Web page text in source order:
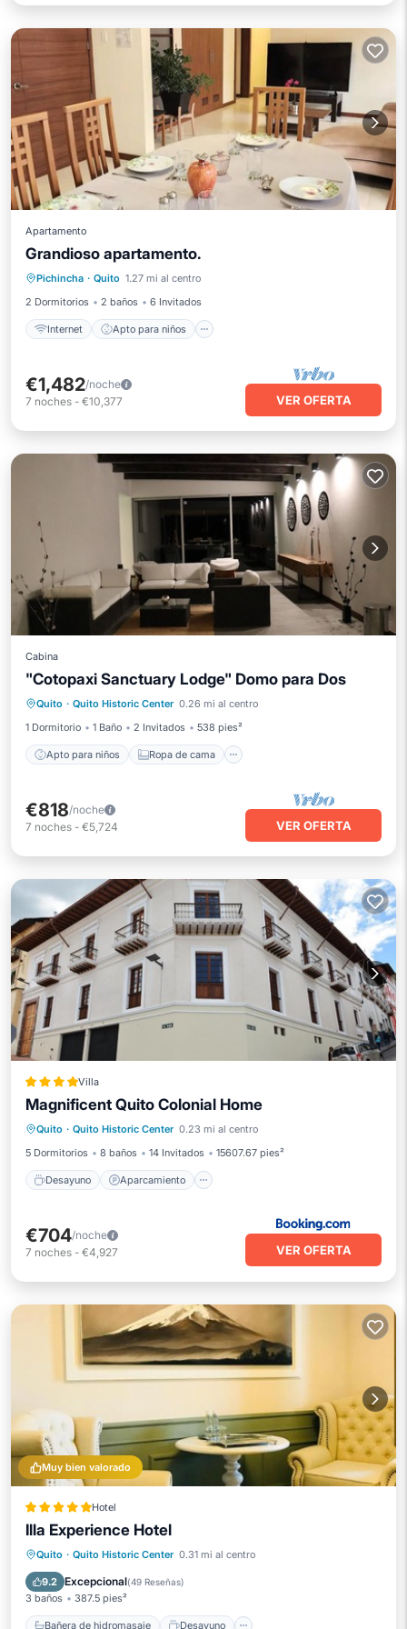
Apartamento
Grandioso apartamento.
Pichincha · Quito 1.27 mi al centro
2 Dormitorios
2 baños 6 Invitados
Internet Apto para niños
Internet Apto para niños
Ropa de cama
€1,482/noche
7 noches - €10,377 VER OFERTA
Cabina
"Cotopaxi Sanctuary Lodge" Domo para Dos
Quito · Quito Historic Center 0.26 mi al centro
1 Dormitorio
1 Baño 2 Invitados 538 pies²
Apto para niños Ropa de cama
Apto para niños
Ropa de cama
Seguridad/Protección
€818/noche
7 noches - €5,724 VER OFERTA
Villa
Magnificent Quito Colonial Home
Quito · Quito Historic Center 0.23 mi al centro
5 Dormitorios
8 baños 14 Invitados 15607.67 pies²
Desayuno Aparcamiento
Desayuno
Aparcamiento
Balcón/Terraza
Cocina
€704/noche
7 noches - €4,927 VER OFERTA
Muy bien valorado
Hotel
Illa Experience Hotel
Quito · Quito Historic Center 0.31 mi al centro
9.2 Excepcional(49 Reseñas)
3 baños 387.5 pies²
Bañera de hidromasaje Desayuno
Bañera de hidromasaje
Desayuno
Spa
Balcón/Terraza